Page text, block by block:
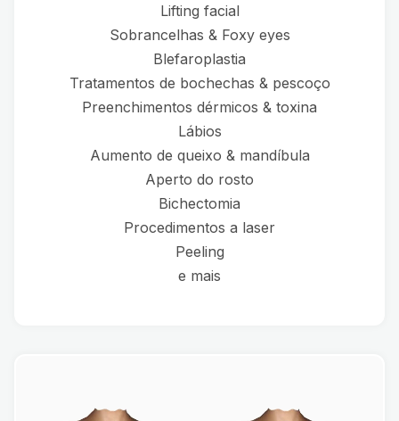
Lifting facial
Sobrancelhas & Foxy eyes
Blefaroplastia
Tratamentos de bochechas & pescoço
Preenchimentos dérmicos & toxina
Lábios
Aumento de queixo & mandíbula
Aperto do rosto
Bichectomia
Procedimentos a laser
Peeling
e mais